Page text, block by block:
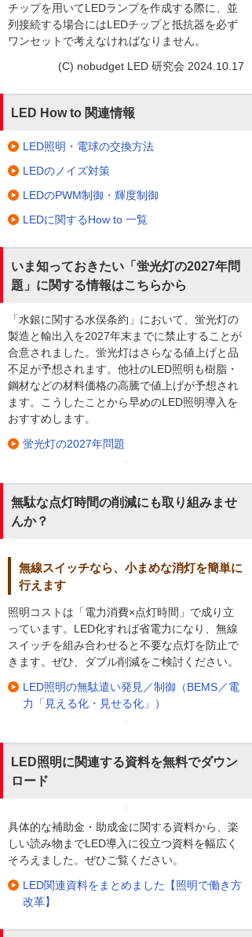
チップを用いてLEDランプを作成する際に、並
列接続する場合にはLEDチップと抵抗器を必ず
ワンセットで考えなければなりません。
(C) nobudget LED 研究会 2024.10.17
LED How to 関連情報
LED照明・電球の交換方法
LEDのノイズ対策
LEDのPWM制御・輝度制御
LEDに関するHow to 一覧
いま知っておきたい「蛍光灯の2027年問
題」に関する情報はこちらから
「水銀に関する水俣条約」において、蛍光灯の
製造と輸出入を2027年末までに禁止することが
合意されました。蛍光灯はさらなる値上げと品
不足が予想されます。他社のLED照明も樹脂・
鋼材などの材料価格の高騰で値上げが予想され
ます。こうしたことから早めのLED照明導入を
おすすめします。
蛍光灯の2027年問題
無駄な点灯時間の削減にも取り組みませ
んか？
無線スイッチなら、小まめな消灯を簡単に
行えます
照明コストは「電力消費×点灯時間」で成り立
っています。LED化すれば省電力になり、無線
スイッチを組み合わせると不要な点灯を防止で
きます。ぜひ、ダブル削減をご検討ください。
LED照明の無駄遣い発見／制御（BEMS／電
力「見える化・見せる化」）
LED照明に関連する資料を無料でダウン
ロード
具体的な補助金・助成金に関する資料から、楽
しい読み物までLED導入に役立つ資料を幅広く
そろえました。ぜひご覧ください。
LED関連資料をまとめました【照明で働き方
改革】